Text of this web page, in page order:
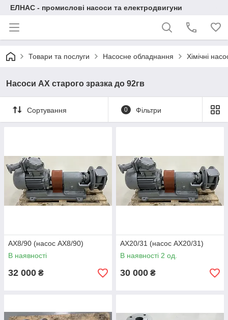
ЕЛНАС - промислові насоси та електродвигуни
Товари та послуги Насосне обладнання Хімічні
Насоси АХ старого зразка до 92гв
Сортування 0 Фільтри
АХ8/90 (насос АХ8/90)
В наявності
32 000 ₴
АХ20/31 (насос АХ20/31)
В наявності 2 од.
30 000 ₴